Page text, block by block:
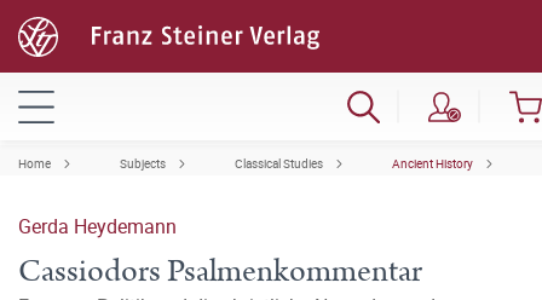
Home Subjects Classical Studies Ancient History
Gerda Heydemann
Cassiodors Psalmenkommentar